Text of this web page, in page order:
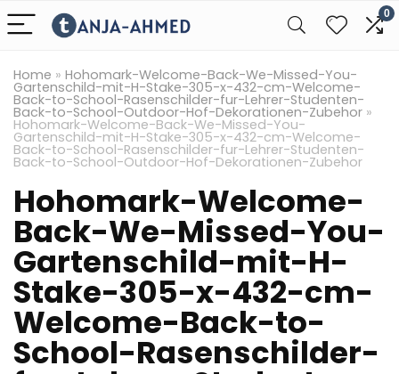
0
Home » Hohomark-Welcome-Back-We-Missed-You-
Gartenschild-mit-H-Stake-305-x-432-cm-Welcome-
Back-to-School-Rasenschilder-fur-Lehrer-Studenten-
Back-to-School-Outdoor-Hof-Dekorationen-Zubehor »
Hohomark-Welcome-Back-We-Missed-You-
Gartenschild-mit-H-Stake-305-x-432-cm-Welcome-
Back-to-School-Rasenschilder-fur-Lehrer-Studenten-
Back-to-School-Outdoor-Hof-Dekorationen-Zubehor
Hohomark-Welcome-
Back-We-Missed-You-
Gartenschild-mit-H-
Stake-305-x-432-cm-
Welcome-Back-to-
School-Rasenschilder-